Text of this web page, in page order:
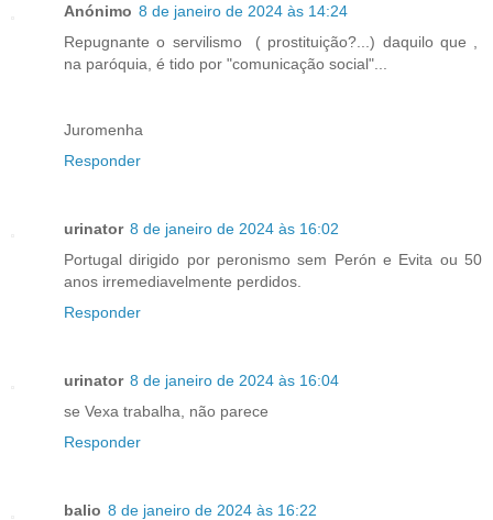
Anónimo 8 de janeiro de 2024 às 14:24
Repugnante o servilismo ( prostituição?...) daquilo que ,
na paróquia, é tido por "comunicação social"...
Juromenha
Responder
urinator 8 de janeiro de 2024 às 16:02
Portugal dirigido por peronismo sem Perón e Evita ou 50
anos irremediavelmente perdidos.
Responder
urinator 8 de janeiro de 2024 às 16:04
se Vexa trabalha, não parece
Responder
balio 8 de janeiro de 2024 às 16:22